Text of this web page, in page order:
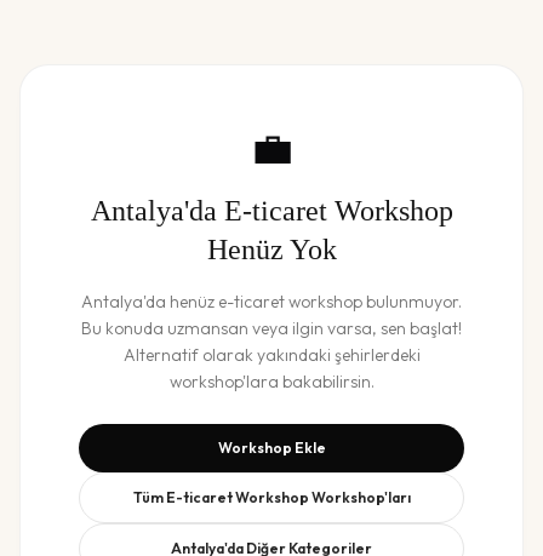
💼
Antalya'da E-ticaret Workshop
Henüz Yok
Antalya'da henüz e-ticaret workshopbulunmuyor.
Bu konuda uzmansan veya ilgin varsa, sen başlat!
Alternatif olarak yakındaki şehirlerdeki
workshop'lara bakabilirsin.
Workshop Ekle
Tüm E-ticaret Workshop Workshop'ları
Antalya'da Diğer Kategoriler